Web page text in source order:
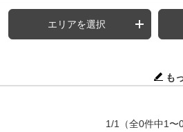
エリアを選択
も
1/1 （全0件中1〜